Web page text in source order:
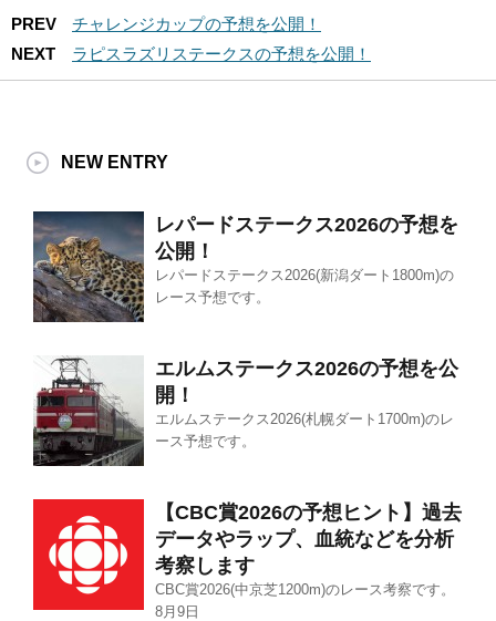
PREV
チャレンジカップの予想を公開！
NEXT
ラピスラズリステークスの予想を公開！
NEW ENTRY
レパードステークス2026の予想を
公開！
レパードステークス2026(新潟ダート1800m)の
レース予想です。
エルムステークス2026の予想を公
開！
エルムステークス2026(札幌ダート1700m)のレ
ース予想です。
【CBC賞2026の予想ヒント】過去
データやラップ、血統などを分析
考察します
CBC賞2026(中京芝1200m)のレース考察です。
8月9日